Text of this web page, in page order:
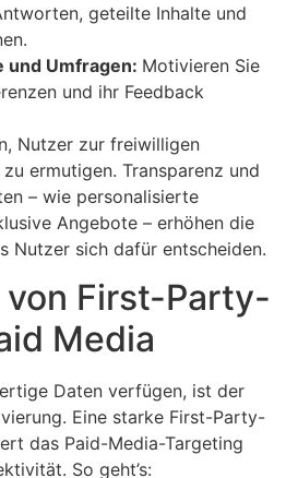
geteilte Inhalte und
und Umfragen: Motivieren Sie
und ihr Feedback
Nutzer zur freiwilligen
ermutigen. Transparenz und
– wie personalisierte
Angebote – erhöhen die
Nutzer sich dafür entscheiden.
First-Party-
Media
Daten verfügen, ist der
Eine starke First-Party-
das Paid-Media-Targeting
So geht’s: